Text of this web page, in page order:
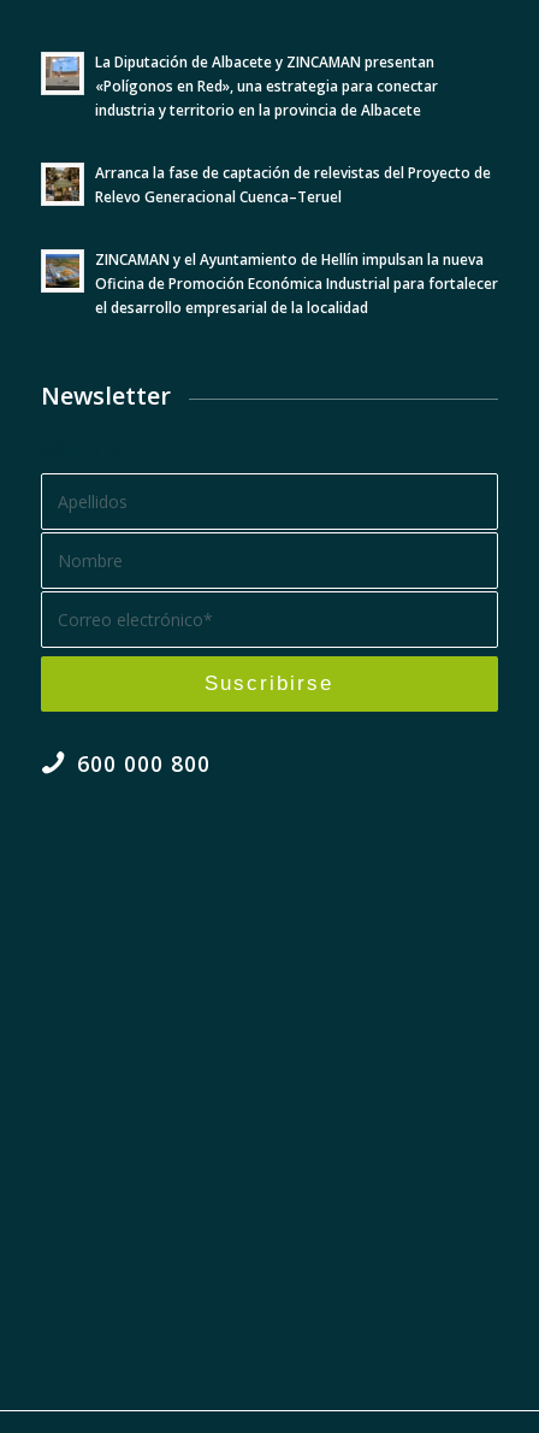
La Diputación de Albacete y ZINCAMAN presentan
«Polígonos en Red», una estrategia para conectar
industria y territorio en la provincia de Albacete
Arranca la fase de captación de relevistas del Proyecto de
Relevo Generacional Cuenca–Teruel
ZINCAMAN y el Ayuntamiento de Hellín impulsan la nueva
Oficina de Promoción Económica Industrial para fortalecer
el desarrollo empresarial de la localidad
Newsletter
600 000 800